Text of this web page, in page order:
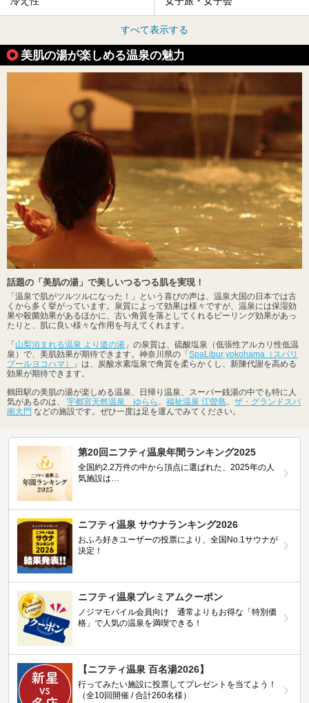
すべて表示する
美肌の湯が楽しめる温泉の魅力
話題の「美肌の湯」で美しいつるつる肌を実現！
「温泉で肌がツルツルになった！」という喜びの声は、温泉大国の日本では古
くから多く挙がっています。泉質によって効果は様々ですが、温泉には保湿効
果や殺菌効果があるほかに、古い角質を落としてくれるピーリング効果があっ
たりと、肌に良い様々な作用を与えてくれます。
「 山梨泊まれる温泉 より道の湯 」の泉質は、硫酸塩泉（低張性アルカリ性低温
泉）で、美肌効果が期待できます。神奈川県の「 SpaLibur yokohama（スパリ
ブールヨコハマ）
」は、炭酸水素塩泉で角質を柔らかくし、新陳代謝を高める
効果が期待できます。
鶴田駅の美肌の湯が楽しめる温泉、日帰り温泉、スーパー銭湯の中でも特に人
気があるのは、 宇都宮天然温泉 ゆらら 、 福祉温泉 江曽島、 ザ・グランドスパ
南大門 などの施設です。ぜひ一度は足を運んでみてください。
第20回ニフティ温泉年間ランキング2025
全国約2.2万件の中から頂点に選ばれた、2025年の人
気施設は…
ニフティ温泉 サウナランキング2026
おふろ好きユーザーの投票により、全国No.1サウナが
決定！
ニフティ温泉プレミアムクーポン
ノジマモバイル会員向け 通常よりもお得な「特別価
格」で人気の温泉を満喫できる！
【ニフティ温泉 百名湯2026】
行ってみたい施設に投票してプレゼントを当てよう！
（全10回開催 / 合計260名様）